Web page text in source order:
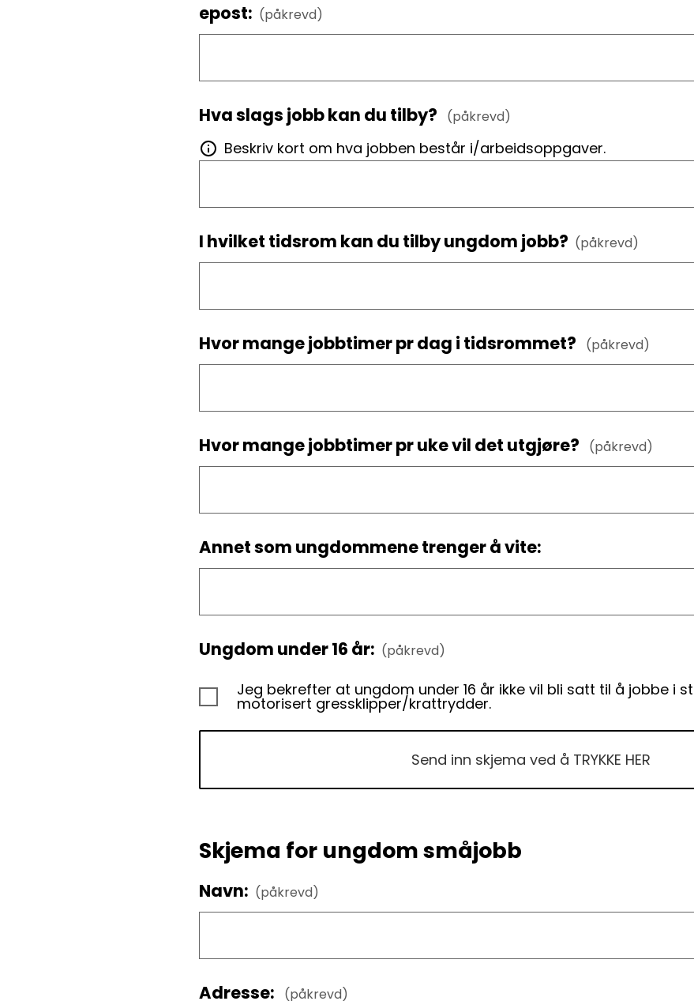
epost: (påkrevd)
Hva slags jobb kan du tilby? (påkrevd)
Beskriv kort om hva jobben består i/arbeidsoppgaver.
I hvilket tidsrom kan du tilby ungdom jobb? (påkrevd)
Hvor mange jobbtimer pr dag i tidsrommet? (påkrevd)
Hvor mange jobbtimer pr uke vil det utgjøre? (påkrevd)
Annet som ungdommene trenger å vite:
Ungdom under 16 år: (påkrevd)
Jeg bekrefter at ungdom under 16 år ikke vil bli satt til å jobbe i
motorisert gressklipper/krattrydder.
Send inn skjema ved å TRYKKE HER
Skjema for ungdom småjobb
Navn: (påkrevd)
Adresse: (påkrevd)